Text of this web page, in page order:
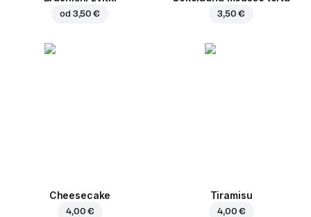
od 3,50 € 3,50 €
Cheesecake
4,00 €
Tiramisu
4,00 €